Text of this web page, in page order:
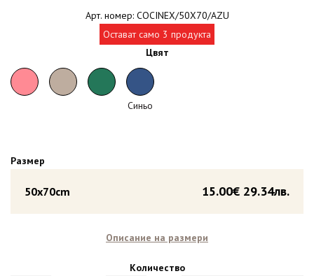
Арт. номер: COCINEX/50X70/AZU
Остават само 3 продукта
Цвят
Синьо
Размер
50x70cm 29.34лв.
15.00€
Описание на размери
Количество